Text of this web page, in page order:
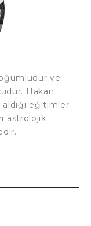
ve
Hakan
eğitimler
astrolojik